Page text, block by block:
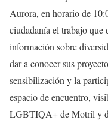
Aurora, en horario de
ciudadanía el trabajo que
información sobre
dar a conocer sus
sensibilización y la
espacio de encuentro,
LGBTIQA+ de Motril y